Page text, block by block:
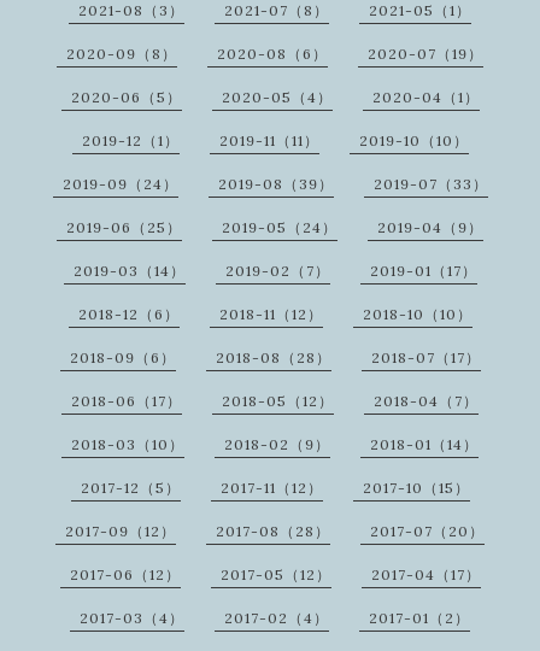
2021-08（3） 2021-07（8） 2021-05（1）
2020-09（8） 2020-08（6） 2020-07（19）
2020-06（5） 2020-05（4） 2020-04（1）
2019-12（1） 2019-11（11） 2019-10（10）
2019-09（24） 2019-08（39） 2019-07（33）
2019-06（25） 2019-05（24） 2019-04（9）
2019-03（14） 2019-02（7） 2019-01（17）
2018-12（6） 2018-11（12） 2018-10（10）
2018-09（6） 2018-08（28） 2018-07（17）
2018-06（17） 2018-05（12） 2018-04（7）
2018-03（10） 2018-02（9） 2018-01（14）
2017-12（5） 2017-11（12） 2017-10（15）
2017-09（12） 2017-08（28） 2017-07（20）
2017-06（12） 2017-05（12） 2017-04（17）
2017-03（4） 2017-02（4） 2017-01（2）